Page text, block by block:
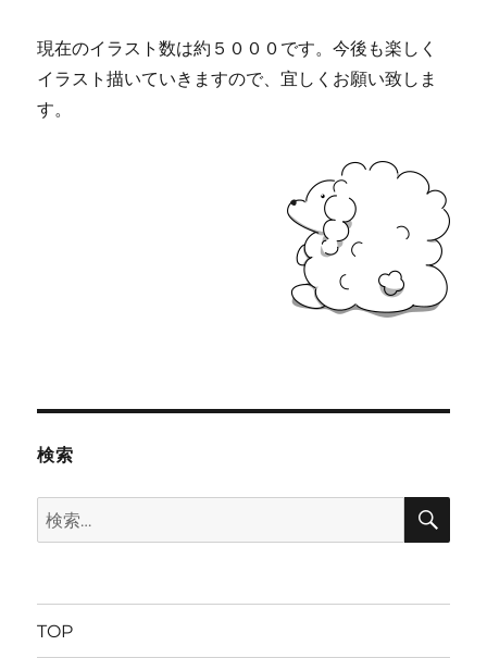
現在のイラスト数は約５０００です。今後も楽しく
イラスト描いていきますので、宜しくお願い致しま
す。
検索
検
索:
検
TOP